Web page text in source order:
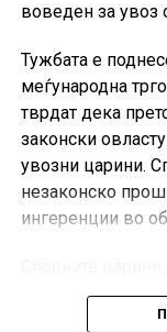
воведен за увоз
Тужбата е
меѓународна
тврдат дека
законски
увозни царини.
незаконско
ингеренции во
стапија во сила
60 трговски